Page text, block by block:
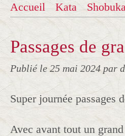
Accueil Kata
Passages de
Publié le 25 mai 2024 par
Super journée passages
Avec avant tout un